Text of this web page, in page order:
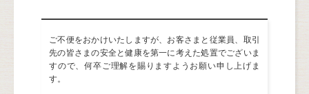
ご不便をおかけいたしますが、お客さまと従業員、取引
先の皆さまの安全と健康を第一に考えた処置でございま
すので、何卒ご理解を賜りますようお願い申し上げま
す。